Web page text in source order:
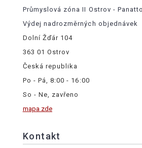
Průmyslová zóna II Ostrov -
Výdej nadrozměrných objednávek
Dolní Žďár 104
363 01 Ostrov
Česká republika
Po - Pá, 8:00 - 16:00
So - Ne, zavřeno
mapa zde
Kontakt